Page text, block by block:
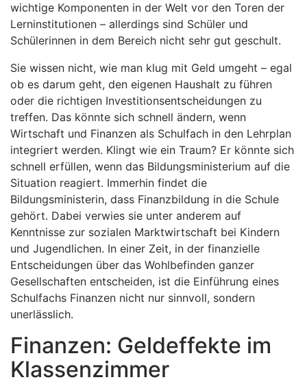
wichtige Komponenten in der Welt vor den Toren der
Lerninstitutionen – allerdings sind Schüler und
Schülerinnen in dem Bereich nicht sehr gut geschult.
Sie wissen nicht, wie man klug mit Geld umgeht – egal
ob es darum geht, den eigenen Haushalt zu führen
oder die richtigen Investitionsentscheidungen zu
treffen. Das könnte sich schnell ändern, wenn
Wirtschaft und Finanzen als Schulfach in den Lehrplan
integriert werden. Klingt wie ein Traum? Er könnte sich
schnell erfüllen, wenn das Bildungsministerium auf die
Situation reagiert. Immerhin findet die
Bildungsministerin, dass Finanzbildung in die Schule
gehört. Dabei verwies sie unter anderem auf
Kenntnisse zur sozialen Marktwirtschaft bei Kindern
und Jugendlichen. In einer Zeit, in der finanzielle
Entscheidungen über das Wohlbefinden ganzer
Gesellschaften entscheiden, ist die Einführung eines
Schulfachs Finanzen nicht nur sinnvoll, sondern
unerlässlich.
Finanzen: Geldeffekte im
Klassenzimmer